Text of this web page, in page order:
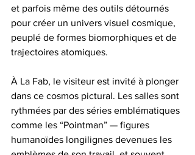
et parfois même des outils détournés
pour créer un univers visuel cosmique,
peuplé de formes biomorphiques et de
trajectoires atomiques.
À La Fab, le visiteur est invité à plonger
dans ce cosmos pictural. Les salles sont
rythmées par des séries emblématiques
comme les “Pointman” — figures
humanoïdes longilignes devenues les